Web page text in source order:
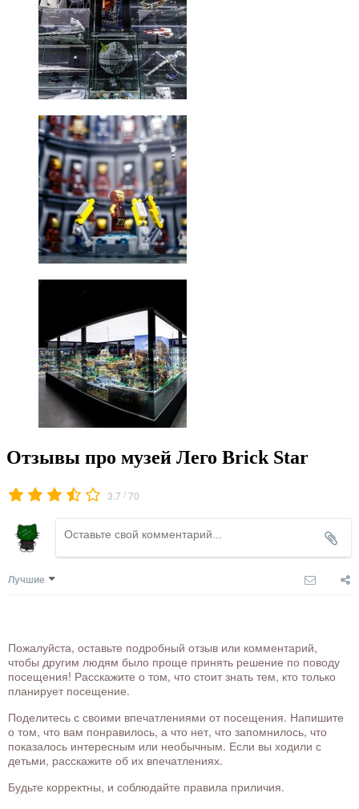
Отзывы про музей Лего Brick Star
3.7 /70
Лучшие
Пожалуйста, оставьте подробный отзыв или комментарий,
чтобы другим людям было проще принять решение по поводу
посещения! Расскажите о том, что стоит знать тем, кто только
планирует посещение.
Поделитесь с своими впечатлениями от посещения. Напишите
о том, что вам понравилось, а что нет, что запомнилось, что
показалось интересным или необычным. Если вы ходили с
детьми, расскажите об их впечатлениях.
Будьте корректны, и соблюдайте правила приличия.